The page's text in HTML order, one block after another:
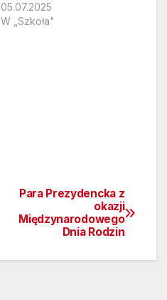
05.07.2025
W „Szkoła"
Para Prezydencka z
okazji
Międzynarodowego
Dnia Rodzin